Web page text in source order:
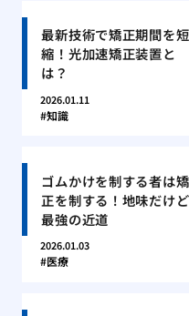
最新技術で矯正期間を短
縮！光加速矯正装置と
は？
2026.01.11
知識
ゴムかけを制する者は矯
正を制する！地味だけど
最強の近道
2026.01.03
医療